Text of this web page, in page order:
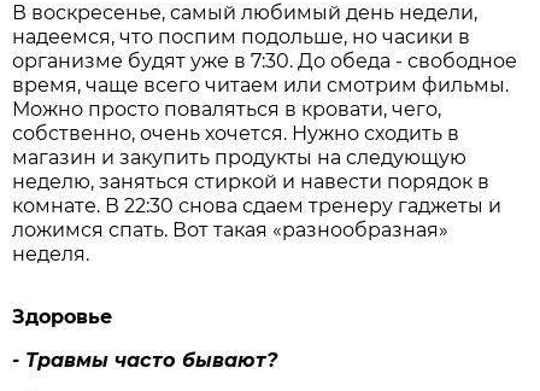
В воскресенье, самый любимый день недели,
надеемся, что поспим подольше, но часики в
организме будят уже в 7:30. До обеда - свободное
время, чаще всего читаем или смотрим фильмы.
Можно просто поваляться в кровати, чего,
собственно, очень хочется. Нужно сходить в
магазин и закупить продукты на следующую
неделю, заняться стиркой и навести порядок в
комнате. В 22:30 снова сдаем тренеру гаджеты и
ложимся спать. Вот такая «разнообразная»
неделя.
Здоровье
- Травмы часто бывают?